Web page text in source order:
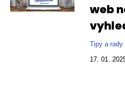
web
Tipy a rady
17. 01.